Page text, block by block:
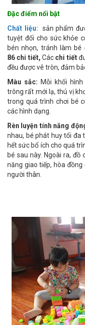
Đặc điểm nổi bật
Chất liệu:
sản phẩm
tuyệt đối cho sức khỏe
bén nhọn, tránh làm
86 chi tiết, Các chi tiết
đều được vê tròn, đảm
Màu sắc: Mỗi khối
trông rất mới lạ, thú vị
trong quá trình chơi bé
các hình dạng.
Rèn luyện tính năng
nhau, bé phát huy tối đa
hết sức bổ ích cho quá
bé sau này. Ngoài ra,
năng giao tiếp, hòa
người thân.